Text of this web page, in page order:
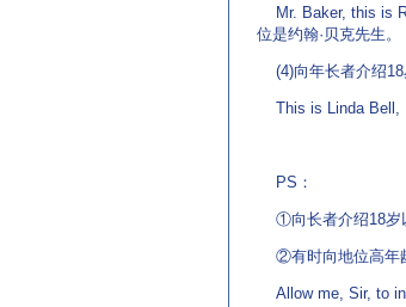
Mr. Baker, this is
位是约翰·贝克先生。
(4)向年长者介绍18
This is Linda Bell,
PS：
①向长者介绍18岁
②有时向地位高年
Allow me, Sir, to